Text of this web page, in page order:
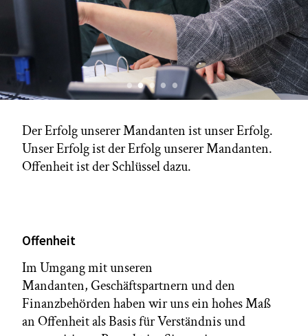
•••• •
Der Erfolg unserer Mandanten ist unser Erfolg.
Unser Erfolg ist der Erfolg unserer Mandanten.
Offenheit ist der Schlüssel dazu.
Offenheit
Im Umgang mit unseren
Mandanten, Geschäftspartnern und den
Finanzbehörden haben wir uns ein hohes Maß
an Offenheit als Basis für Verständnis und